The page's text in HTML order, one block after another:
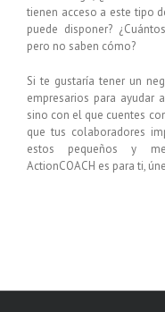
tienen acceso a este tipo
puede disponer?
pero no saben cómo?
Si te gustaría tener un
empresarios para ayudar
sino con el que cuentes
que tus colaboradores
estos pequeños y
ActionCOACH es para ti,